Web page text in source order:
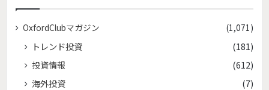
OxfordClubマガジン (1,071)
トレンド投資
(181)
投資情報
(612)
海外投資
(7)